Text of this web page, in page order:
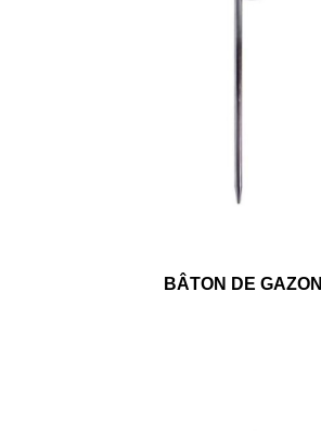
BÂTON DE GAZON